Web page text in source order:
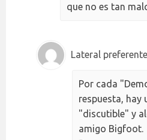
que no es tan
Lateral preferente
Por cada
respuesta, hay
"discutible" y
amigo Bigfoot.